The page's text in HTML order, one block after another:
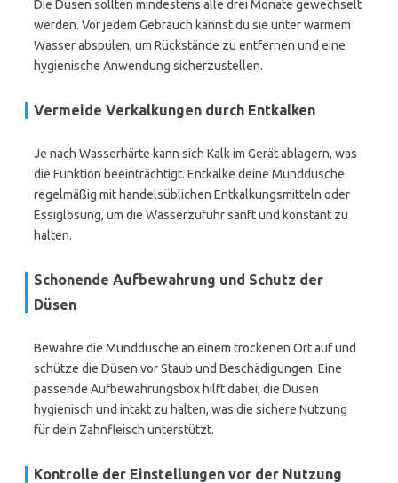
Die Düsen sollten mindestens alle drei Monate gewechselt
werden. Vor jedem Gebrauch kannst du sie unter warmem
Wasser abspülen, um Rückstände zu entfernen und eine
hygienische Anwendung sicherzustellen.
Vermeide Verkalkungen durch Entkalken
Je nach Wasserhärte kann sich Kalk im Gerät ablagern, was
die Funktion beeinträchtigt. Entkalke deine Munddusche
regelmäßig mit handelsüblichen Entkalkungsmitteln oder
Essiglösung, um die Wasserzufuhr sanft und konstant zu
halten.
Schonende Aufbewahrung und Schutz der
Düsen
Bewahre die Munddusche an einem trockenen Ort auf und
schütze die Düsen vor Staub und Beschädigungen. Eine
passende Aufbewahrungsbox hilft dabei, die Düsen
hygienisch und intakt zu halten, was die sichere Nutzung
für dein Zahnfleisch unterstützt.
Kontrolle der Einstellungen vor der Nutzung